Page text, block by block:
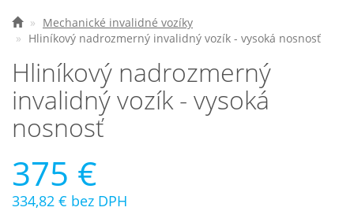
O spoločnosti
Kontakt
Mechanické invalidné vozíky
Hliníkový nadrozmerný invalidný vozík - vysoká nosnosť
Hliníkový nadrozmerný
invalidný vozík - vysoká
nosnosť
375 €
334,82 € bez DPH